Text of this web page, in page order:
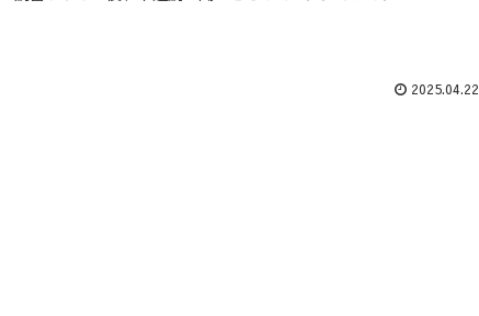
2025.04.22